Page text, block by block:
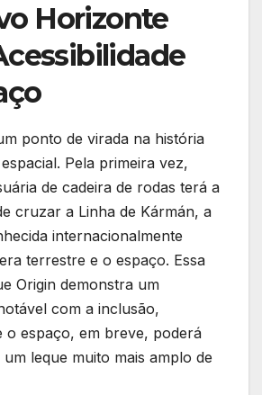
Horizonte
ponto de virada na história
Pela primeira vez,
de cadeira de rodas terá a
cruzar a Linha de Kármán, a
internacionalmente
terrestre e o espaço. Essa
Origin demonstra um
com a inclusão,
o espaço, em breve, poderá
leque muito mais amplo de